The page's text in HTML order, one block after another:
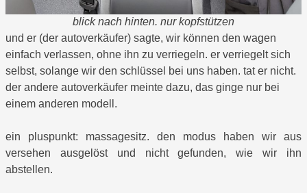
blick nach hinten. nur kopfstützen
und er (der autoverkäufer) sagte, wir können den wagen
einfach verlassen, ohne ihn zu verriegeln. er verriegelt sich
selbst, solange wir den schlüssel bei uns haben. tat er nicht.
der andere autoverkäufer meinte dazu, das ginge nur bei
einem anderen modell.
ein pluspunkt: massagesitz. den modus haben wir aus
versehen ausgelöst und nicht gefunden, wie wir ihn
abstellen.